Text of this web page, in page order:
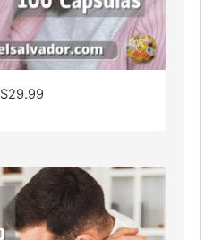
$29.99